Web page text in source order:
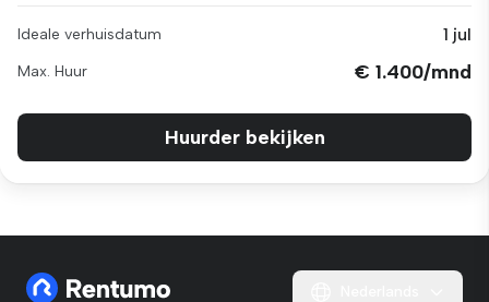
Ideale verhuisdatum 1 jul
Max. Huur € 1.400/mnd
Huurder bekijken